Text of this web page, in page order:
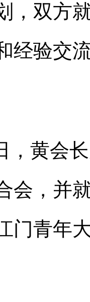
，双方
经验交
，黄会
会，并
门青年